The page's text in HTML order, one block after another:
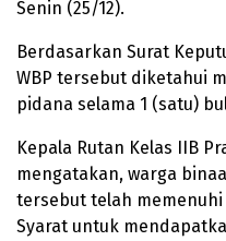
Senin (25/12).
Berdasarkan Surat
WBP tersebut diketahui
pidana selama 1 (satu)
Kepala Rutan Kelas IIB
mengatakan, warga
tersebut telah
Syarat untuk